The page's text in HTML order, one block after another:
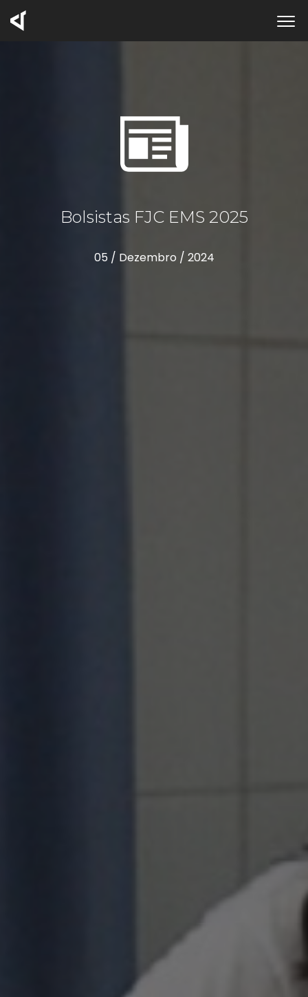
Bolsistas FJC EMS 2025
05 / Dezembro / 2024